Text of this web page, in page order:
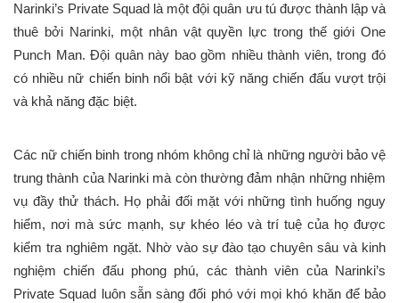
Narinki’s Private Squad là một đội quân ưu tú được thành lập và
thuê bởi Narinki, một nhân vật quyền lực trong thế giới One
Punch Man. Đội quân này bao gồm nhiều thành viên, trong đó
có nhiều nữ chiến binh nổi bật với kỹ năng chiến đấu vượt trội
và khả năng đặc biệt.
Các nữ chiến binh trong nhóm không chỉ là những người bảo vệ
trung thành của Narinki mà còn thường đảm nhận những nhiệm
vụ đầy thử thách. Họ phải đối mặt với những tình huống nguy
hiểm, nơi mà sức mạnh, sự khéo léo và trí tuệ của họ được
kiểm tra nghiêm ngặt. Nhờ vào sự đào tạo chuyên sâu và kinh
nghiệm chiến đấu phong phú, các thành viên của Narinki’s
Private Squad luôn sẵn sàng đối phó với mọi khó khăn để bảo